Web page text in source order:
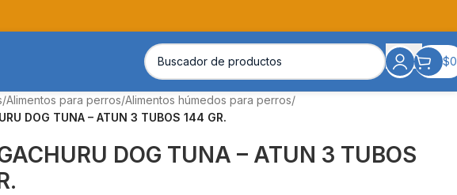
$0
/Alimentos para perros/Alimentos húmedos para perros/
DOG TUNA – ATUN 3 TUBOS 144 GR.
DOG TUNA – ATUN 3 TUBOS